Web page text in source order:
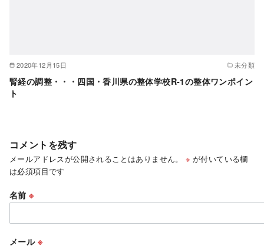
2020年12月15日 未分類
腎経の調整・・・四国・香川県の整体学校R-1の整体ワンポイン
ト
コメントを残す
メールアドレスが公開されることはありません。 ※ が付いている欄
は必須項目です
名前※
メール ※